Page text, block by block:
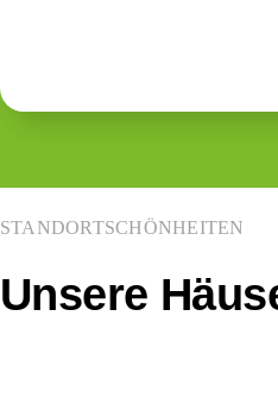
STANDORTSCHÖNHEITEN
Unsere